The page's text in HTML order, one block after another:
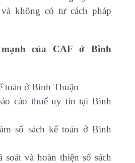
không có tư cách pháp
của CAF ởBình
toán ở Bình Thuận
cáo thuế uy tín tại Bình
sổ sách kế toán ở Bình
soát và hoàn thiện sổ sách